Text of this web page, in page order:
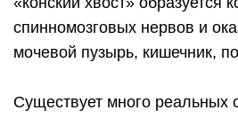
спинномозговых нервов и
мочевой пузырь, кишечник,
Существует много реальных